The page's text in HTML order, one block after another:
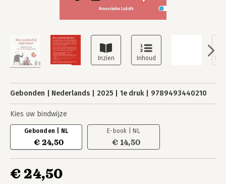
Gebonden Nederlands 2025 1e druk 9789493440210
Kies uw bindwijze
Gebonden | NL
€ 24,50
E-book | NL
€ 14,50
€ 24,50